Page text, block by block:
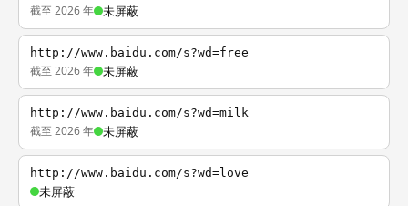
截至 2026 年 未屏蔽
http://www.baidu.com/s?wd=free
截至 2026 年 未屏蔽
http://www.baidu.com/s?wd=milk
截至 2026 年 未屏蔽
http://www.baidu.com/s?wd=love
未屏蔽